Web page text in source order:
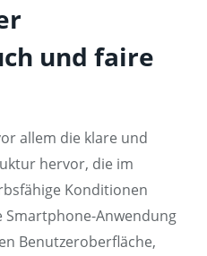
und faire
allem die klare und
hervor, die im
Konditionen
Anwendung
Benutzeroberfläche,